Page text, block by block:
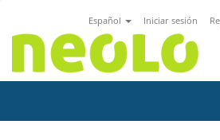
Español Iniciar sesión